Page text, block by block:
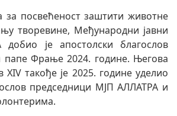
за посвећеност заштити животне
творевине, Међународни јавни
добио је апостолски благослов
папе Фрање 2024. године. Његова
XIV такође је 2025. године уделио
председници МЈП АЛЛАТРА и